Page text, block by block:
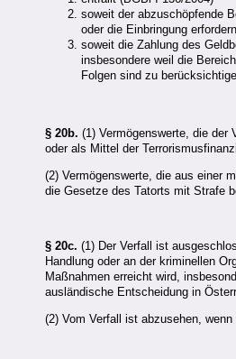
soweit der abzuschöpfende
oder die Einbringung
soweit die Zahlung des
insbesondere weil die
Folgen sind zu
§ 20b. (1) Vermögenswerte, die der
oder als Mittel der
(2) Vermögenswerte, die aus einer
die Gesetze des Tatorts mit Strafe
§ 20c. (1) Der Verfall ist
Handlung oder an der kriminellen
Maßnahmen erreicht wird,
ausländische Entscheidung in
(2) Vom Verfall ist abzusehen,